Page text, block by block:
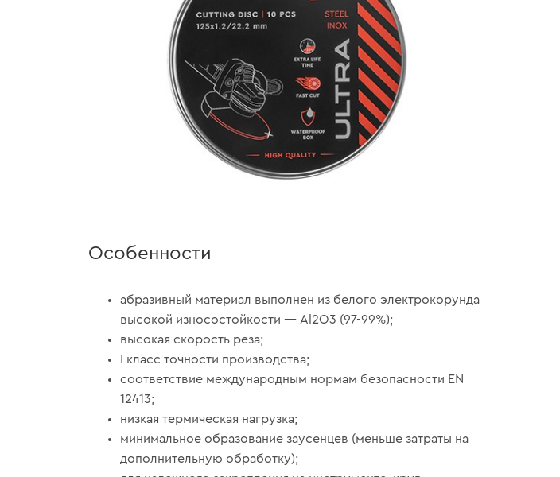
Особенности
абразивный материал выполнен из белого электрокорунда
высокой износостойкости — Al2O3 (97-99%);
высокая скорость реза;
I класс точности производства;
соответствие международным нормам безопасности EN
12413;
низкая термическая нагрузка;
минимальное образование заусенцев (меньше затраты на
дополнительную обработку);